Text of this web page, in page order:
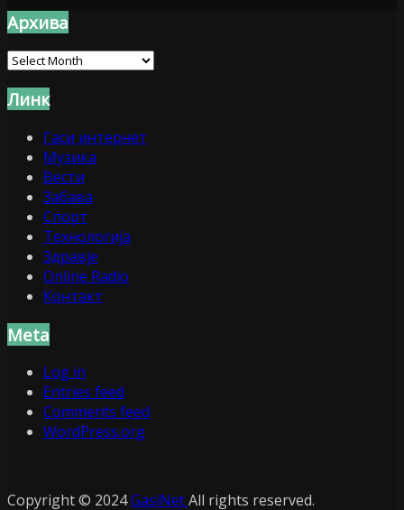
Архива
Архива
Линк
Гаси интернет
Музика
Вести
Забава
Спорт
Технологија
Здравје
Online Radio
Контакт
Meta
Log in
Entries feed
Comments feed
WordPress.org
Copyright © 2024GasiNetAll rights reserved.